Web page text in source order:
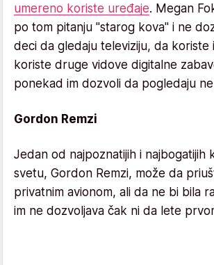
umereno koriste uređaje. Megan
po tom pitanju "starog kova" i ne
deci da gledaju televiziju, da
koriste druge vidove digitalne
ponekad im dozvoli da pogledaju
Gordon Remzi
Jedan od najpoznatijih i najbogatijih
svetu, Gordon Remzi, može da
privatnim avionom, ali da ne bi bila
im ne dozvoljava čak ni da lete